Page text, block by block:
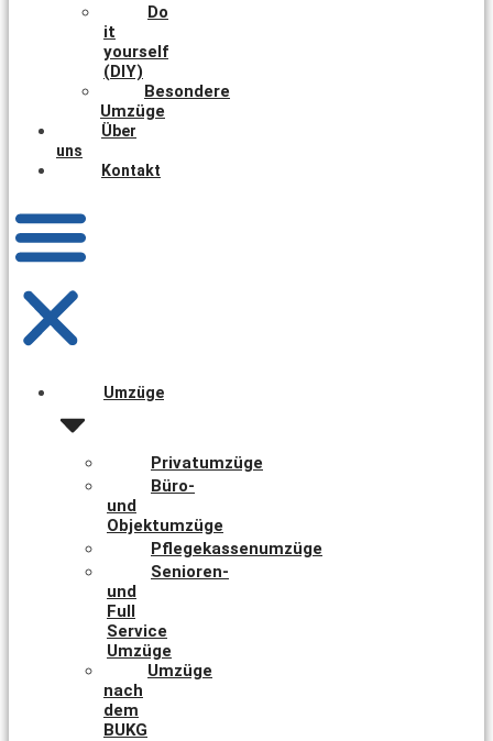
Do
it
yourself
(DIY)
Besondere
Umzüge
Über
uns
Kontakt
Umzüge
Privatumzüge
Büro-
und
Objektumzüge
Pflegekassenumzüge
Senioren-
und
Full
Service
Umzüge
Umzüge
nach
dem
BUKG